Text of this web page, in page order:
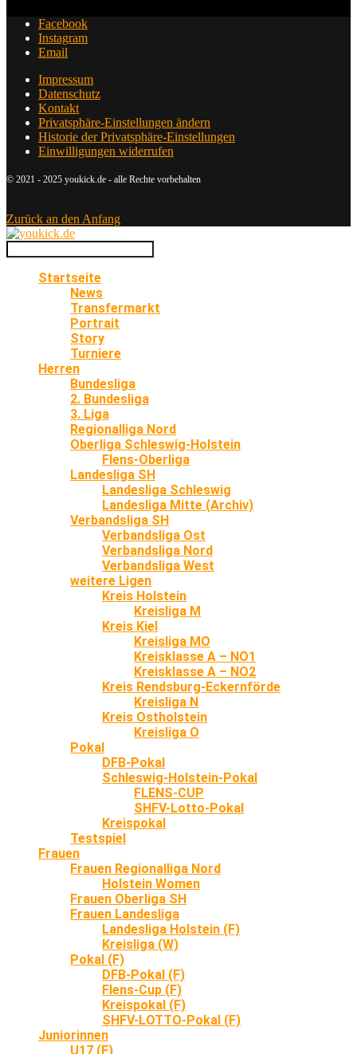
Facebook
Instagram
Email
Impressum
Datenschutz
Kontakt
Privatsphäre-Einstellungen ändern
Historie der Privatsphäre-Einstellungen
Einwilligungen widerrufen
© 2021 - 2025 youkick.de - alle Rechte vorbehalten
Zurück an den Anfang
Startseite
News
Transfermarkt
Portrait
Story
Turniere
Herren
Bundesliga
2. Bundesliga
3. Liga
Regionalliga Nord
Oberliga Schleswig-Holstein
Flens-Oberliga
Landesliga SH
Landesliga Schleswig
Landesliga Mitte (Archiv)
Verbandsliga SH
Verbandsliga Ost
Verbandsliga Nord
Verbandsliga West
weitere Ligen
Kreis Holstein
Kreisliga M
Kreis Kiel
Kreisliga MO
Kreisklasse A – NO1
Kreisklasse A – NO2
Kreis Rendsburg-Eckernförde
Kreisliga N
Kreis Ostholstein
Kreisliga O
Pokal
DFB-Pokal
Schleswig-Holstein-Pokal
FLENS-CUP
SHFV-Lotto-Pokal
Kreispokal
Testspiel
Frauen
Frauen Regionalliga Nord
Holstein Women
Frauen Oberliga SH
Frauen Landesliga
Landesliga Holstein (F)
Kreisliga (W)
Pokal (F)
DFB-Pokal (F)
Flens-Cup (F)
Kreispokal (F)
SHFV-LOTTO-Pokal (F)
Juniorinnen
U17 (F)